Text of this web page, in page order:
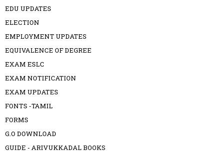
EDU UPDATES
ELECTION
EMPLOYMENT UPDATES
EQUIVALENCE OF DEGREE
EXAM ESLC
EXAM NOTIFICATION
EXAM UPDATES
FONTS -TAMIL
FORMS
G.O DOWNLOAD
GUIDE - ARIVUKKADAL BOOKS